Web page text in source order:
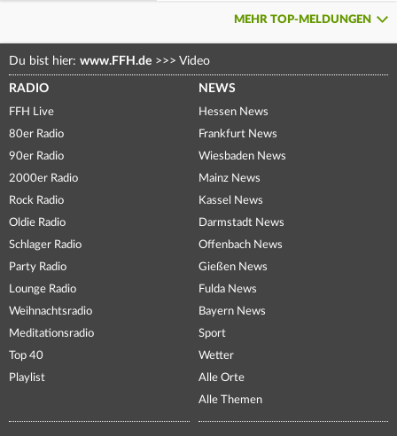
MEHR TOP-MELDUNGEN
Du bist hier: www.FFH.de >>> Video
RADIO
FFH Live
80er Radio
90er Radio
2000er Radio
Rock Radio
Oldie Radio
Schlager Radio
Party Radio
Lounge Radio
Weihnachtsradio
Meditationsradio
Top 40
Playlist
NEWS
Hessen News
Frankfurt News
Wiesbaden News
Mainz News
Kassel News
Darmstadt News
Offenbach News
Gießen News
Fulda News
Bayern News
Sport
Wetter
Alle Orte
Alle Themen